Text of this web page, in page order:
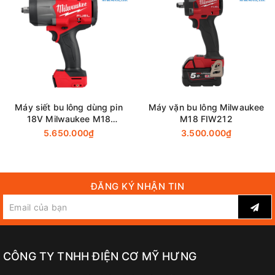
Khả Năng
Ốc đàn hồi cao: M10 - M24
2 PIN 18V 5.0Ah, sạc
nhanh DC18RC, Thùng
Lưc đập/Tốc độ đập
2,200/ 0-2,000/ 0-1,800
1,050N·m
Trọng Lượng
BL1850B: 3.7kg -
Máy siết bu lông dùng pin
18V Milwaukee M18
FHIW2F12-0X0 (Chưa Pin &
5.650.000₫
Máy vặn bu lông Milwaukee
M18 FIW212
3.500.000₫
ĐĂNG KÝ NHẬN TIN
CÔNG TY TNHH ĐIỆN CƠ MỸ HƯNG